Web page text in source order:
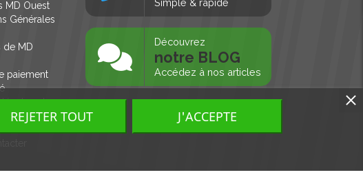
MD Ouest
Générales
de MD
paiement
légales et
de
Simple & rapide
Découvrez
notre BLOG
Accédez à nos articles
REJETER TOUT J'ACCEPTE